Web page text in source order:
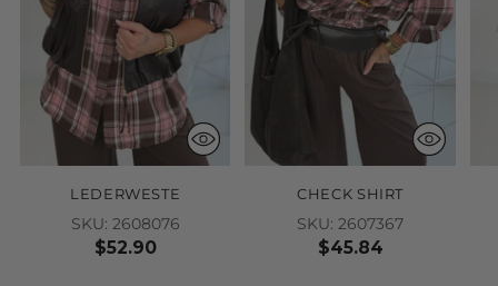
LEDERWESTE
SKU: 2608076
$52.90
CHECK SHIRT
SKU: 2607367
$45.84